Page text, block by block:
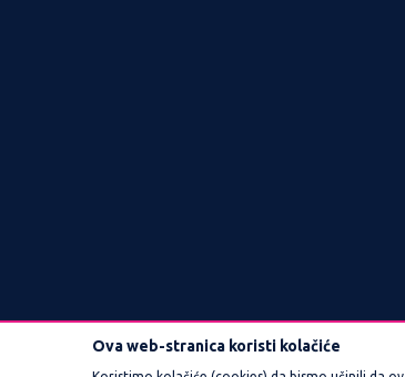
Ova web-stranica koristi kolačiće